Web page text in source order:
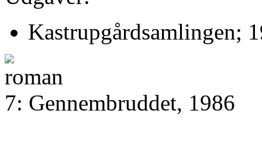
Kastrupgårdsamlingen;
7: Gennembruddet, 1986